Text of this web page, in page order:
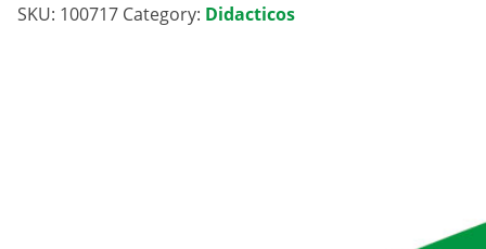
SKU: 100717 Category: Didacticos